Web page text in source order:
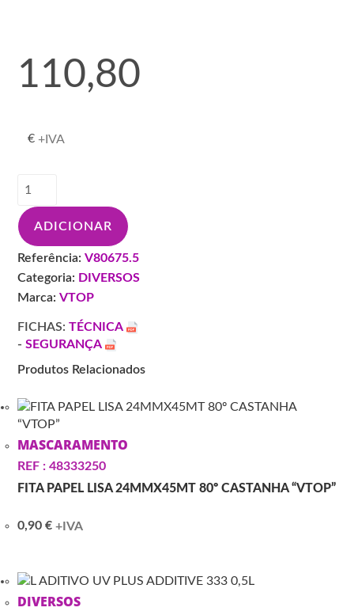
110,80
€ +IVA
VTOP
DECAPANTE
TINTAS
ADICIONAR
Referência: V80675.5
Categoria: DIVERSOS
Marca: VTOP
FICHAS:TÉCNICA
-SEGURANÇA
Produtos Relacionados
MASCARAMENTO
REF : 48333250
FITA PAPEL LISA 24MMX45MT 80º CASTANHA “VTOP”
0,90€ +IVA
DIVERSOS